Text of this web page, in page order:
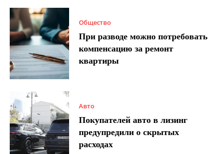
Общество
При разводе можно потребовать
компенсацию за ремонт
квартиры
Авто
Покупателей авто в лизинг
предупредили о скрытых
расходах